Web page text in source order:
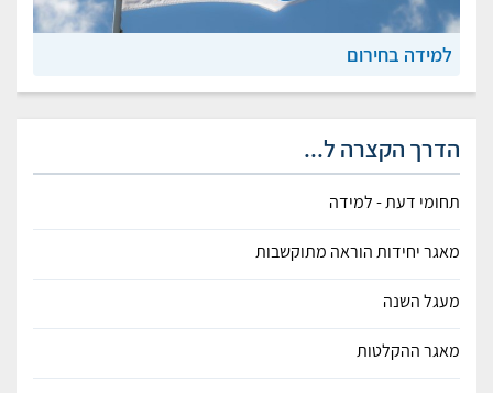
למידה בחירום
הדרך הקצרה ל...
תחומי דעת - למידה
מאגר יחידות הוראה מתוקשבות
מעגל השנה
מאגר ההקלטות